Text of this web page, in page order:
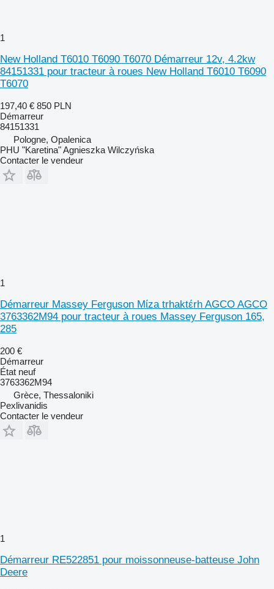
1
New Holland T6010 T6090 T6070 Démarreur 12v, 4.2kw
84151331 pour tracteur à roues New Holland T6010 T6090
T6070
197,40 € 850 PLN
Démarreur
84151331
Pologne, Opalenica
PHU "Karetina" Agnieszka Wilczyńska
Contacter le vendeur
1
Démarreur Massey Ferguson Mίza trhaktέrh AGCO AGCO
3763362M94 pour tracteur à roues Massey Ferguson 165,
285
200 €
Démarreur
État neuf
3763362M94
Grèce, Thessaloniki
Pexlivanidis
Contacter le vendeur
1
Démarreur RE522851 pour moissonneuse-batteuse John
Deere